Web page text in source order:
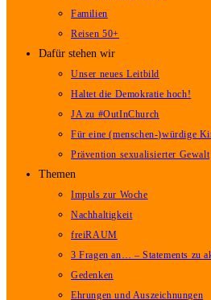
Familien
Reisen 50+
Dafür stehen wir
Unser neues Leitbild
Haltet die Demokratie hoch!
JA zu #OutInChurch
Für eine (menschen-)würdige
Prävention sexualisierter Gewalt
Themen
Impuls zur Woche
Nachhaltigkeit
freiRAUM
3 Fragen an… – Statements zu
Gedenken
Ehrungen und Auszeichnungen